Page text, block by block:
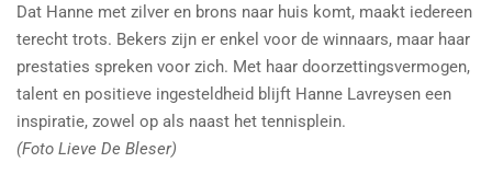
Dat Hanne met zilver en brons naar huis komt, maakt iedereen
terecht trots. Bekers zijn er enkel voor de winnaars, maar haar
prestaties spreken voor zich. Met haar doorzettingsvermogen,
talent en positieve ingesteldheid blijft Hanne Lavreysen een
inspiratie, zowel op als naast het tennisplein.
(Foto Lieve De Bleser)